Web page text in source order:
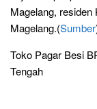
Magelang,
Magelang.(Sumber
Toko Pagar Besi
Tengah